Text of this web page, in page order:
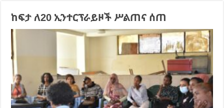
ከፍታ ለ20 ኢንተርፕራይዞች ሥልጠና ሰጠ